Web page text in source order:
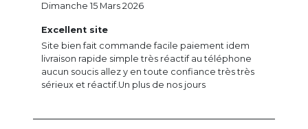
Excellent site
Site bien fait commande facile paiement idem
livraison rapide simple très réactif au téléphone
aucun soucis allez y en toute confiance très très
sérieux et réactif.Un plus de nos jours
Dimanche 15 Mars 2026